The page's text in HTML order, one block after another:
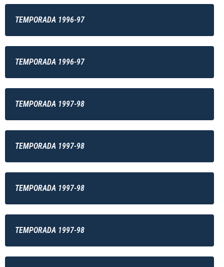
TEMPORADA 1996-97
TEMPORADA 1996-97
TEMPORADA 1997-98
TEMPORADA 1997-98
TEMPORADA 1997-98
TEMPORADA 1997-98